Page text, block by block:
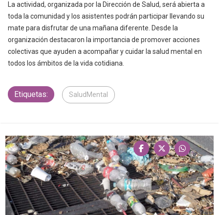
La actividad, organizada por la Dirección de Salud, será abierta a
toda la comunidad y los asistentes podrán participar llevando su
mate para disfrutar de una mañana diferente. Desde la
organización destacaron la importancia de promover acciones
colectivas que ayuden a acompañar y cuidar la salud mental en
todos los ámbitos de la vida cotidiana.
Etiquetas: SaludMental